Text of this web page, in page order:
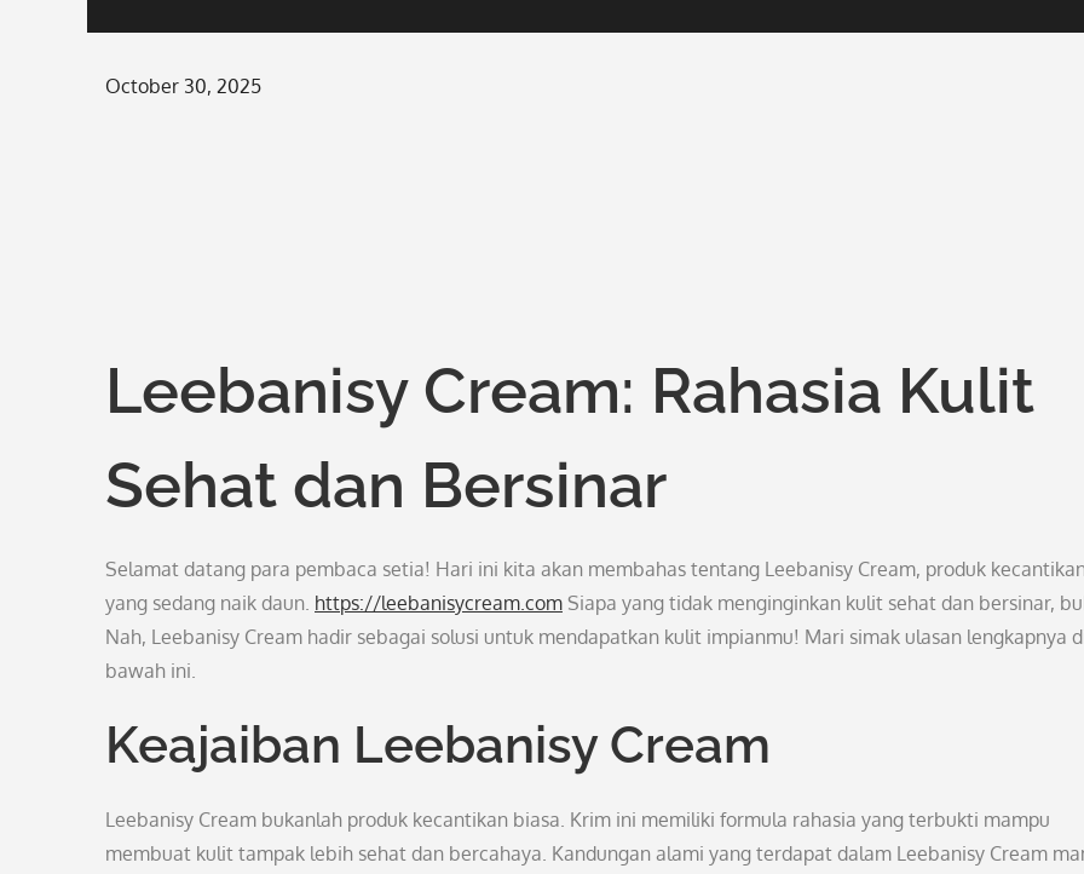
Posted
October 30, 2025
Leebanisy Cream: Rahasia Kulit
Sehat dan Bersinar
Selamat datang para pembaca setia! Hari ini kita akan membahas tentang Leebanisy Cream, produk
yang sedang naik daun. https://leebanisycream.com Siapa yang tidak menginginkan kulit sehat dan bersinar,
Nah, Leebanisy Cream hadir sebagai solusi untuk mendapatkan kulit impianmu! Mari simak ulasan lengkapnya
bawah ini.
Keajaiban Leebanisy Cream
Leebanisy Cream bukanlah produk kecantikan biasa. Krim ini memiliki formula rahasia yang terbukti mampu
membuat kulit tampak lebih sehat dan bercahaya. Kandungan alami yang terdapat dalam Leebanisy Cream